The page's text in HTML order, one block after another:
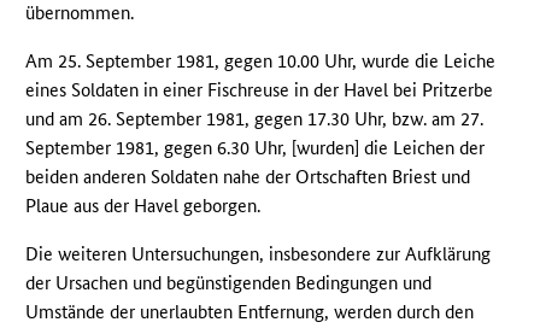
übernommen.
Am 25. September 1981, gegen 10.00 Uhr, wurde die Leiche
eines Soldaten in einer Fischreuse in der Havel bei Pritzerbe
und am 26. September 1981, gegen 17.30 Uhr, bzw. am 27.
September 1981, gegen 6.30 Uhr, [wurden] die Leichen der
beiden anderen Soldaten nahe der Ortschaften Briest und
Plaue aus der Havel geborgen.
Die weiteren Untersuchungen, insbesondere zur Aufklärung
der Ursachen und begünstigenden Bedingungen und
Umstände der unerlaubten Entfernung, werden durch den